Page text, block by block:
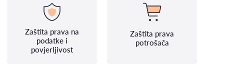
Zaštita prava na
podatke i
povjerljivost
Zaštita prava
potrošača